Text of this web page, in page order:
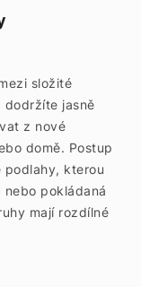
složité
dodržíte jasně
z nové
domě. Postup
kterou
pokládaná
mají rozdílné